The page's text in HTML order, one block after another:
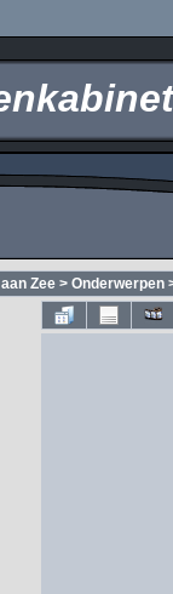
Zee > Onderwerpen